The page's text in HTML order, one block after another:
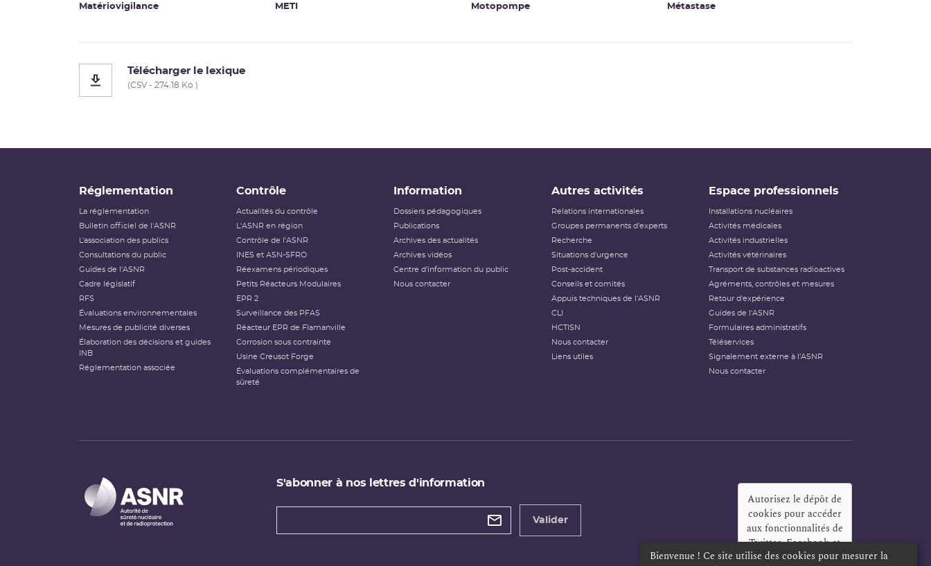
Matériovigilance METI Motopompe Métastase
Télécharger le lexique
(CSV - 274.18 Ko )
Réglementation
La réglementation
Bulletin officiel de l'ASNR
L’association des publics
Consultations du public
Guides de l'ASNR
Cadre législatif
RFS
Évaluations environnementales
Mesures de publicité diverses
Élaboration des décisions et guides
INB
Réglementation associée
Contrôle
Actualités du contrôle
L'ASNR en région
Contrôle de l'ASNR
INES et ASN-SFRO
Réexamens périodiques
Petits Réacteurs Modulaires
EPR 2
Surveillance des PFAS
Réacteur EPR de Flamanville
Corrosion sous contrainte
Usine Creusot Forge
Évaluations complémentaires de
sûreté
Information
Dossiers pédagogiques
Publications
Archives des actualités
Archives vidéos
Centre d'information du public
Nous contacter
Autres activités
Relations internationales
Groupes permanents d'experts
Recherche
Situations d'urgence
Post-accident
Conseils et comités
Appuis techniques de l'ASNR
CLI
HCTISN
Nous contacter
Liens utiles
Espace professionnels
Installations nucléaires
Activités médicales
Activités industrielles
Activités vétérinaires
Transport de substances radioactives
Agréments, contrôles et mesures
Retour d'expérience
Guides de l'ASNR
Formulaires administratifs
Téléservices
Signalement externe à l'ASNR
Nous contacter
S'abonner à nos lettres d'information
Valider
Autorisez le dépôt de
cookies pour accéder
aux fonctionnalités de
Twitter, Facebook et
LinkedIn?
Bienvenue ! Ce site utilise des cookies pour mesurer la